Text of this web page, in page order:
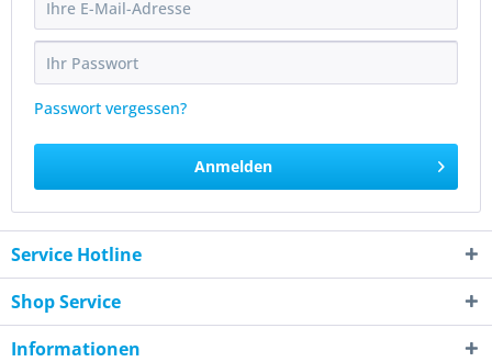
Passwort vergessen?
Anmelden
Service Hotline
Shop Service
Informationen